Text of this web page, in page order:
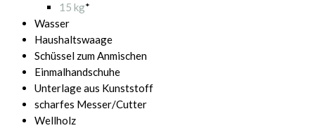
15 kg*
Wasser
Haushaltswaage
Schüssel zum Anmischen
Einmalhandschuhe
Unterlage aus Kunststoff
scharfes Messer/Cutter
Wellholz